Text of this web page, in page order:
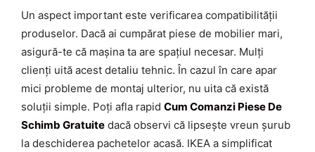
Un aspect important este verificarea compatibilității
produselor. Dacă ai cumpărat piese de mobilier mari,
asigură-te că mașina ta are spațiul necesar. Mulți
clienți uită acest detaliu tehnic. În cazul în care apar
mici probleme de montaj ulterior, nu uita că există
soluții simple. Poți afla rapid Cum Comanzi Piese De
Schimb Gratuite dacă observi că lipsește vreun șurub
la deschiderea pachetelor acasă. IKEA a simplificat